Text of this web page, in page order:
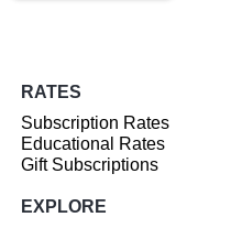
RATES
Subscription Rates
Educational Rates
Gift Subscriptions
EXPLORE